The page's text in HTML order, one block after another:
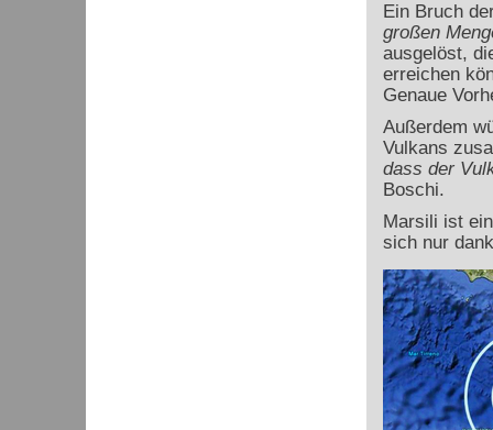
Ein Bruch
großen
ausgelöst,
erreichen
Genaue
Außerdem
Vulkans
dass der
Boschi.
Marsili ist
sich nur